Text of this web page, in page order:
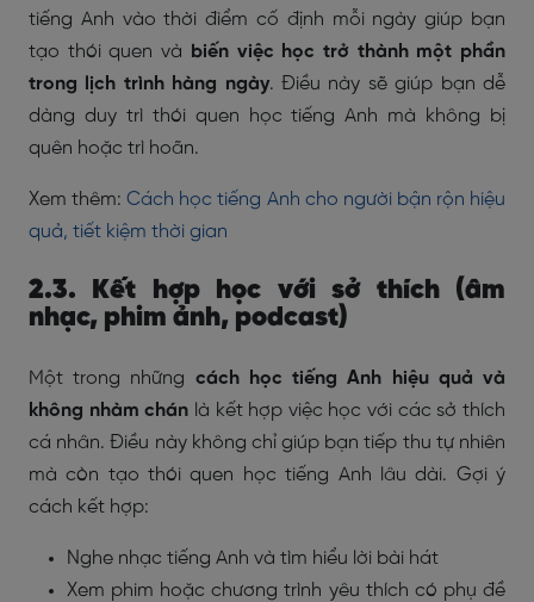
tiếng Anh vào thời điểm cố định mỗi ngày giúp bạn
tạo thói quen và
biến việc học trở thành một phần
trong lịch trình hàng ngày. Điều này sẽ giúp bạn dễ
dàng duy trì thói quen học tiếng Anh mà không bị
quên hoặc trì hoãn.
Xem thêm:Cách học tiếng Anh cho người bận rộn hiệu
quả, tiết kiệm thời gian
2.3. Kết hợp học với sở thích (âm
nhạc, phim ảnh, podcast)
Một trong những cách học tiếng Anh hiệu quả và
không nhàm chán là kết hợp việc học với các sở thích
cá nhân. Điều này không chỉ giúp bạn tiếp thu tự nhiên
mà còn tạo thói quen học tiếng Anh lâu dài. Gợi ý
cách kết hợp:
Nghe nhạc tiếng Anh và tìm hiểu lời bài hát
Xem phim hoặc chương trình yêu thích có phụ đề